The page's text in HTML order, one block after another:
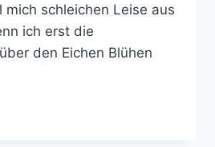
mich schleichen Leise aus
ich erst die
den Eichen Blühen